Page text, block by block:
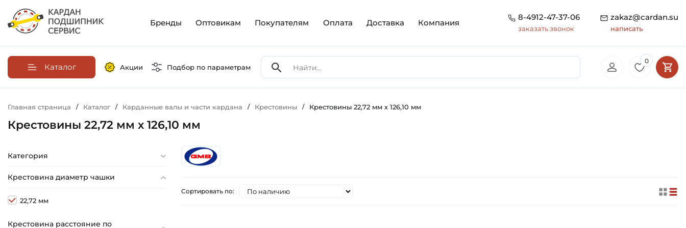
Бренды Оптовикам Покупателям Оплата Доставка Компания
8-4912-47-37-06
заказать звонок
zakaz@cardan.su
написать
Каталог Акции Подбор по параметрам
0
Главная страница / Каталог / Карданные валы и части кардана / Крестовины / Крестовины 22,72 мм х 126,10 мм
Крестовины 22,72 мм х 126,10 мм
Категория
Крестовина диаметр чашки
22,72 мм
Крестовина расстояние по
Сортировать по: